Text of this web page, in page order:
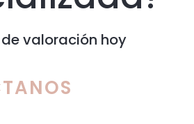
valoración hoy